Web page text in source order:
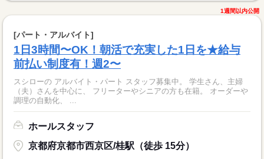
1週間以内公開
[パート・アルバイト]
1日3時間〜OK！朝活で充実した1日を★給与
前払い制度有！週2〜
スシローの アルバイト・パート スタッフ募集中。 学生さん、主婦
（夫）さんを中心に、 フリーターやシニアの方も在籍。 オーダーや
調理の自動化、 ...
ホールスタッフ
京都府京都市西京区/桂駅（徒歩 15分）